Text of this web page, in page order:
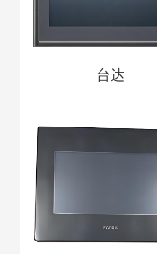
台达